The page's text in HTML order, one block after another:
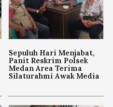
Sepuluh Hari Menjabat,
Panit Reskrim Polsek
Medan Area Terima
Silaturahmi Awak Media